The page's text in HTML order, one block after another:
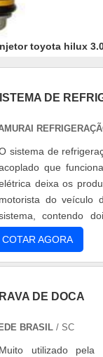
toyota hilux
DE
sistema de
que
deixa os
motorista do veículo
contendo
Segurança já que
COTAR AGORA
DE DOCA
BRASIL/ SC
Muito utilizado pela